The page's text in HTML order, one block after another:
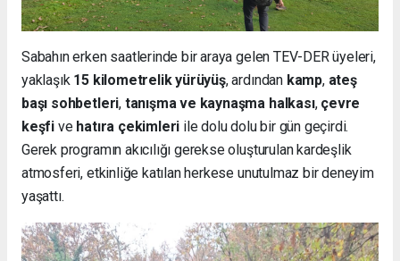
Sabahın erken saatlerinde bir araya gelen TEV-DER üyeleri,
yaklaşık 15 kilometrelik yürüyüş, ardından kamp, ateş
başı sohbetleri, tanışma ve kaynaşma halkası, çevre
keşfi ve hatıra çekimleri ile dolu dolu bir gün geçirdi.
Gerek programın akıcılığı gerekse oluşturulan kardeşlik
atmosferi, etkinliğe katılan herkese unutulmaz bir deneyim
yaşattı.